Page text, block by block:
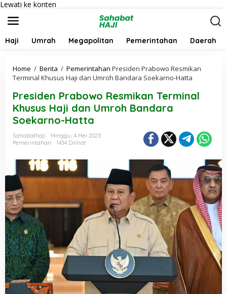
Lewati ke konten
Haji Umrah Megapolitan Pemerintahan Daerah
Home / Berita / Pemerintahan Presiden Prabowo Resmikan
Terminal Khusus Haji dan Umroh Bandara Soekarno-Hatta
Presiden Prabowo Resmikan Terminal
Khusus Haji dan Umroh Bandara
Soekarno-Hatta
Sahabathaji
Minggu, 4 Mei 2025
Pemerintahan
1434 Dilihat